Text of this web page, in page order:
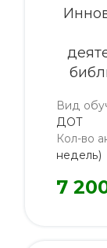
Вид
ДОТ
Кол-во
недель)
7